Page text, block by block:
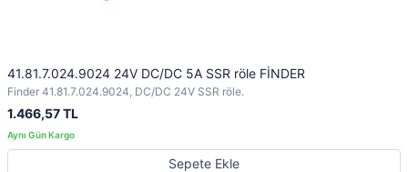
41.81.7.024.9024 24V DC/DC 5A SSR röle FİNDER
Finder 41.81.7.024.9024, DC/DC 24V SSR röle.
1.466,57 TL
Sepete Ekle